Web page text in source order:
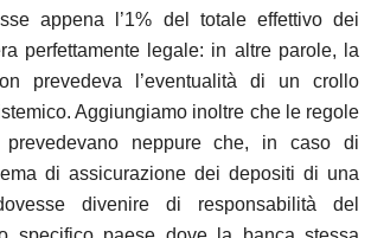
appena l’1% del totale effettivo dei
perfettamente legale: in altre parole, la
prevedeva l’eventualità di un crollo
Aggiungiamo inoltre che le regole
prevedevano neppure che, in caso di
di assicurazione dei depositi di una
divenire di responsabilità del